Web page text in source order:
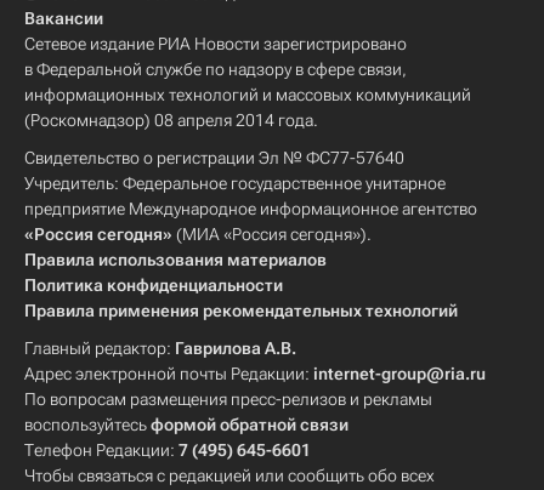
Вакансии
Сетевое издание РИА Новости зарегистрировано
в Федеральной службе по надзору в сфере связи,
информационных технологий и массовых коммуникаций
(Роскомнадзор) 08 апреля 2014 года.
Свидетельство о регистрации Эл № ФС77-57640
Учредитель: Федеральное государственное унитарное
предприятие Международное информационное агентство
«Россия сегодня» (МИА «Россия сегодня»).
Правила использования материалов
Политика конфиденциальности
Правила применения рекомендательных технологий
Главный редактор: Гаврилова А.В.
Адрес электронной почты Редакции: internet-group@ria.ru
По вопросам размещения пресс-релизов и рекламы
воспользуйтесьформой обратной связи
Телефон Редакции: 7 (495) 645-6601
Чтобы связаться с редакцией или сообщить обо всех